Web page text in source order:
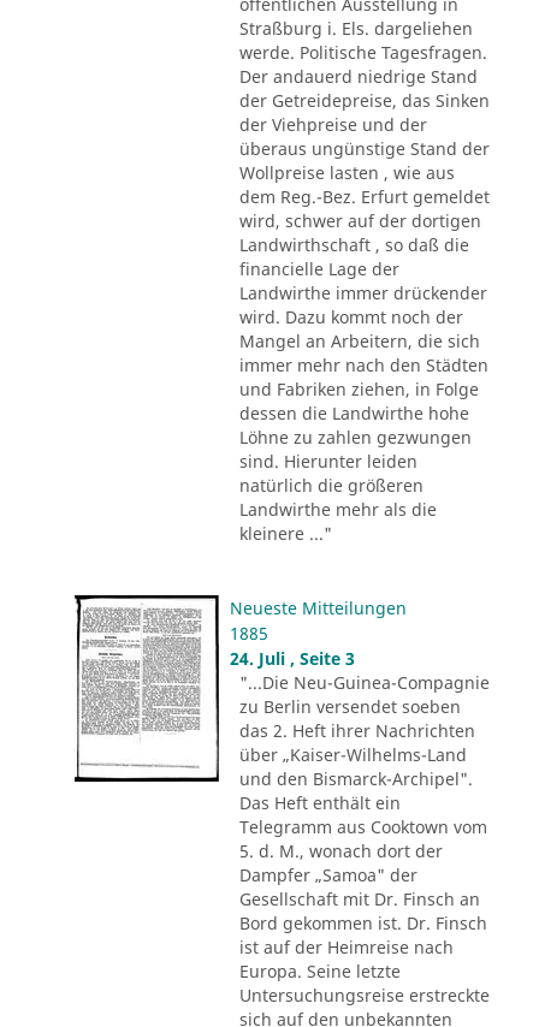
Straßburg i. Els. dargeliehen
werde. Politische Tagesfragen.
Der andauerd niedrige Stand
der Getreidepreise, das Sinken
der Viehpreise und der
überaus ungünstige Stand der
Wollpreise lasten , wie aus
dem Reg.-Bez. Erfurt gemeldet
wird, schwer auf der dortigen
Landwirthschaft , so daß die
financielle Lage der
Landwirthe immer drückender
wird. Dazu kommt noch der
Mangel an Arbeitern, die sich
immer mehr nach den Städten
und Fabriken ziehen, in Folge
dessen die Landwirthe hohe
Löhne zu zahlen gezwungen
sind. Hierunter leiden
natürlich die größeren
Landwirthe mehr als die
kleinere ..."
Neueste Mitteilungen
1885
24. Juli , Seite 3
"...Die Neu-Guinea-Compagnie
zu Berlin versendet soeben
das 2. Heft ihrer Nachrichten
über „Kaiser-Wilhelms-Land
und den Bismarck-Archipel".
Das Heft enthält ein
Telegramm aus Cooktown vom
5. d. M., wonach dort der
Dampfer „Samoa" der
Gesellschaft mit Dr. Finsch an
Bord gekommen ist. Dr. Finsch
ist auf der Heimreise nach
Europa. Seine letzte
Untersuchungsreise erstreckte
sich auf den unbekannten